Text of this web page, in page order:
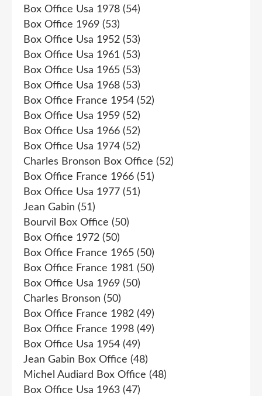
Box Office Usa 1978 (54)
Box Office 1969 (53)
Box Office Usa 1952 (53)
Box Office Usa 1961 (53)
Box Office Usa 1965 (53)
Box Office Usa 1968 (53)
Box Office France 1954 (52)
Box Office Usa 1959 (52)
Box Office Usa 1966 (52)
Box Office Usa 1974 (52)
Charles Bronson Box Office (52)
Box Office France 1966 (51)
Box Office Usa 1977 (51)
Jean Gabin (51)
Bourvil Box Office (50)
Box Office 1972 (50)
Box Office France 1965 (50)
Box Office France 1981 (50)
Box Office Usa 1969 (50)
Charles Bronson (50)
Box Office France 1982 (49)
Box Office France 1998 (49)
Box Office Usa 1954 (49)
Jean Gabin Box Office (48)
Michel Audiard Box Office (48)
Box Office Usa 1963 (47)